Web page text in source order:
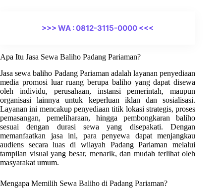
>>> WA : 0812-3115-0000 <<<
Apa Itu Jasa Sewa Baliho Padang Pariaman?
Jasa sewa baliho Padang Pariaman adalah layanan penyediaan
media promosi luar ruang berupa baliho yang dapat disewa
oleh individu, perusahaan, instansi pemerintah, maupun
organisasi lainnya untuk keperluan iklan dan sosialisasi.
Layanan ini mencakup penyediaan titik lokasi strategis, proses
pemasangan, pemeliharaan, hingga pembongkaran baliho
sesuai dengan durasi sewa yang disepakati. Dengan
memanfaatkan jasa ini, para penyewa dapat menjangkau
audiens secara luas di wilayah Padang Pariaman melalui
tampilan visual yang besar, menarik, dan mudah terlihat oleh
masyarakat umum.
Mengapa Memilih Sewa Baliho di Padang Pariaman?